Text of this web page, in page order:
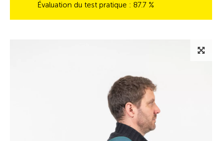
Évaluation du test pratique : 87.7 %